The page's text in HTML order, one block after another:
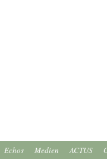
Echos Medien ACTUS